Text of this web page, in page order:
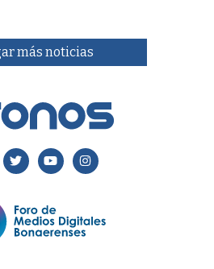
más noticias